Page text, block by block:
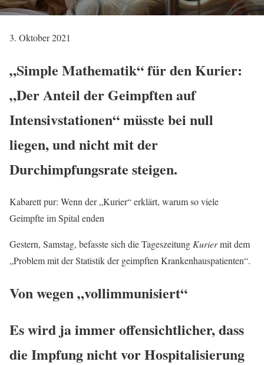
3. Oktober 2021
„Simple Mathematik“ für den Kurier:
„Der Anteil der Geimpften auf
Intensivstationen“ müsste bei null
liegen, und nicht mit der
Durchimpfungsrate steigen.
Kabarett pur: Wenn der „Kurier“ erklärt, warum so viele
Geimpfte im Spital enden
Gestern, Samstag, befasste sich die Tageszeitung Kuriermit dem
„Problem mit der Statistik der geimpften Krankenhauspatienten“.
Von wegen „vollimmunisiert“
Es wird ja immer offensichtlicher, dass
die Impfung nicht vor Hospitalisierung